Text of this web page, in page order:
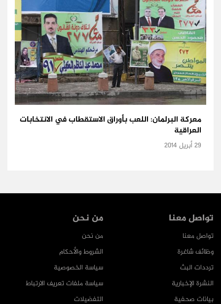
معركة البرلمان: اللعب بأوراق الاستقطاب في الانتخابات
العراقية
29 أبريل 2014
من نحن
من نحن
الشروط والأحكام
سياسة الخصوصية
سياسة ملفات تعريف الارتباط
التفضيلات
تواصل معنا
تواصل معنا
وظائف شاغرة
ترددات البث
النشرة الإخبارية
بيانات صحفية